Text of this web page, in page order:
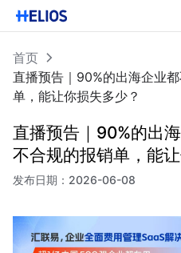
首页
直播预告｜90%的出海企业
单，能让你损失多少？
直播预告｜90%的出
不合规的报销单，能
发布日期： 2026-06-08